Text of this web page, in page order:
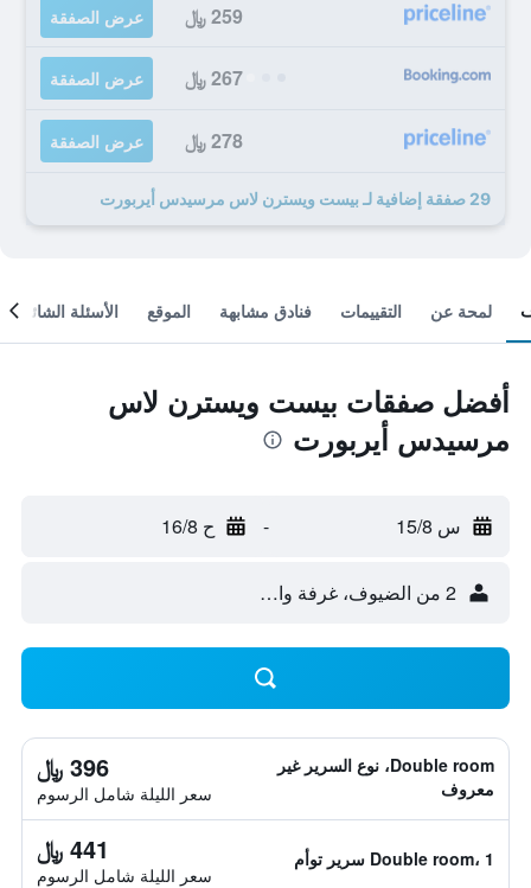
259 ﷼ عرض الصفقة
267 ﷼ عرض الصفقة
278 ﷼ عرض الصفقة
29 صفقة إضافية لـ بيست ويسترن لاس مرسيدس أيربورت
لمحة عن التقييمات فنادق مشابهة الموقع الأسئلة الشائعة
أفضل صفقات بيست ويسترن لاس
مرسيدس أيربورت
س 15/8 - ح 16/8
2 من الضيوف، غرفة واحدة
Double room، نوع السرير غير
معروف
396 ﷼
سعر الليلة شامل الرسوم
Double room، 1 سرير توأم 441 ﷼
سعر الليلة شامل الرسوم